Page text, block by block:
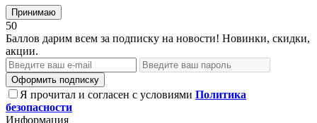
Принимаю
50
Баллов дарим всем за подписку на новости! Новинки, скидки,
акции.
Оформить подписку
Я прочитал и согласен с условиями Политика
безопасности
Информация